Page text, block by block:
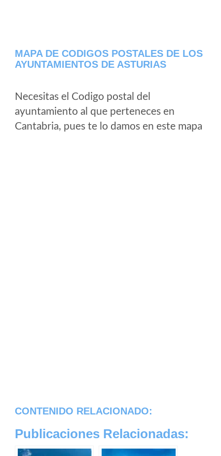
MAPA DE CODIGOS POSTALES DE LOS
AYUNTAMIENTOS DE ASTURIAS
Necesitas el Codigo postal del
ayuntamiento al que perteneces en
Cantabria, pues te lo damos en este mapa
CONTENIDO RELACIONADO:
Publicaciones Relacionadas: